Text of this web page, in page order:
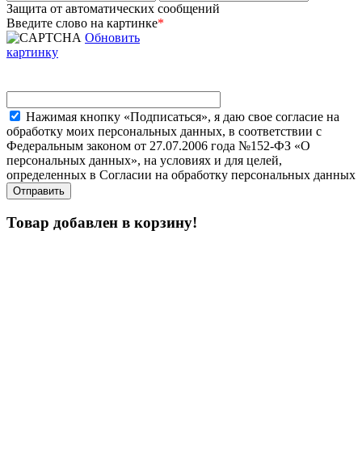
Защита от автоматических сообщений
Введите слово на картинке*
Обновить
картинку
Нажимая кнопку «Подписаться», я даю свое согласие на
обработку моих персональных данных, в соответствии с
Федеральным законом от 27.07.2006 года №152-ФЗ «О
персональных данных», на условиях и для целей,
определенных в Согласии на обработку персональных данных
Товар добавлен в корзину!